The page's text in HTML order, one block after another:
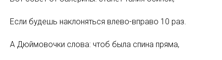
Если будешь наклоняться влево-вправо 10 раз.
А Дюймовочки слова: чтоб была спина пряма,